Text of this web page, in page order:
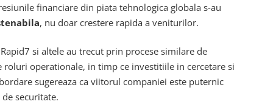
financiare din piata tehnologica globala s-au
, nu doar crestere rapida a veniturilor.
si altele au trecut prin procese similare de
operationale, in timp ce investitiile in cercetare si
sugereaza ca viitorul companiei este puternic
securitate.